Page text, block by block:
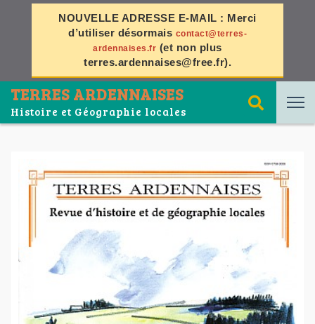
NOUVELLE ADRESSE E-MAIL : Merci
d’utiliser désormais contact@terres-
ardennaises.fr (et non plus
terres.ardennaises@free.fr).
TERRES ARDENNAISES
Histoire et Géographie locales